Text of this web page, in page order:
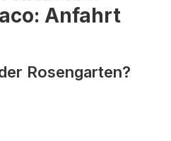
Anfahrt
Rosengarten?